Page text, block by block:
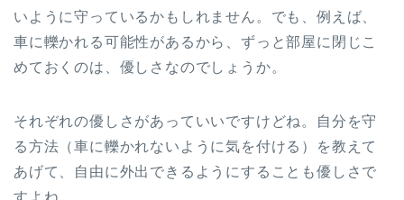
いように守っているかもしれません。でも、例えば、
車に轢かれる可能性があるから、ずっと部屋に閉じこ
めておくのは、優しさなのでしょうか。
それぞれの優しさがあっていいですけどね。自分を守
る方法（車に轢かれないように気を付ける）を教えて
あげて、自由に外出できるようにすることも優しさで
すよね。